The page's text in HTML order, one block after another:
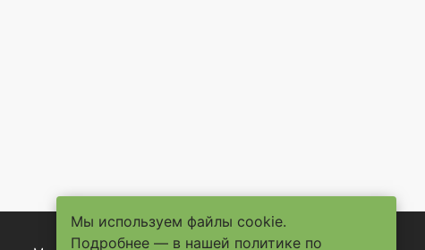
Мы используем файлы cookie.
Подробнее — в нашей политике по